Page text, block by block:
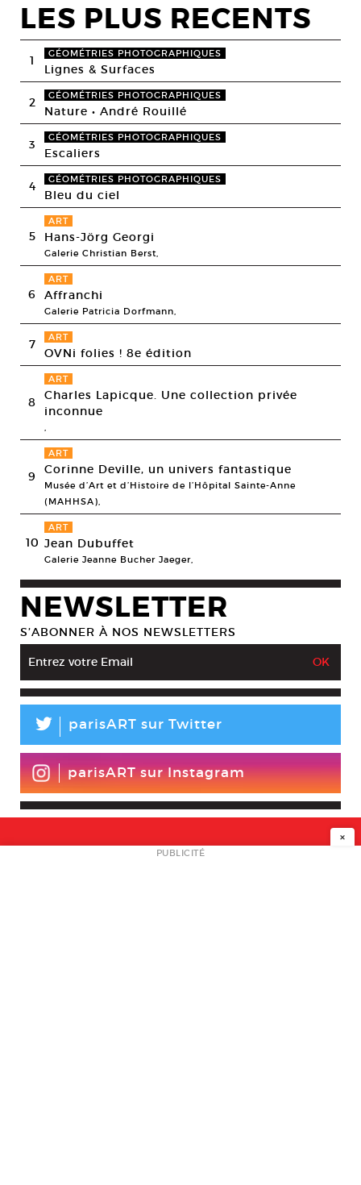
LES PLUS RECENTS
1 GÉOMÉTRIES PHOTOGRAPHIQUES
Lignes & Surfaces
2 GÉOMÉTRIES PHOTOGRAPHIQUES
Nature • André Rouillé
3 GÉOMÉTRIES PHOTOGRAPHIQUES
Escaliers
4 GÉOMÉTRIES PHOTOGRAPHIQUES
Bleu du ciel
5
ART
Hans-Jörg Georgi
Galerie Christian Berst,
6
ART
Affranchi
Galerie Patricia Dorfmann,
7 ART
OVNi folies ! 8e édition
8
ART
Charles Lapicque. Une collection privée
inconnue
,
9
ART
Corinne Deville, un univers fantastique
Musée d’Art et d’Histoire de l’Hôpital Sainte-Anne
(MAHHSA),
10
ART
Jean Dubuffet
Galerie Jeanne Bucher Jaeger,
NEWSLETTER
S’ABONNER À NOS NEWSLETTERS
L parisART sur Twitter
parisART sur Instagram
NEWSLETTER
×
PUBLICITÉ